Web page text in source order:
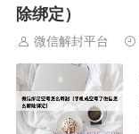
除绑定）
微信解封平台